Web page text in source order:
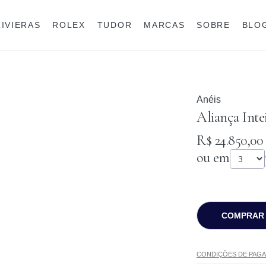
MARCAS SOBRE
ROLEX TUDOR
Anéis
Aliança
R$ 24.850,00
ou em
CONDIÇÕES DE